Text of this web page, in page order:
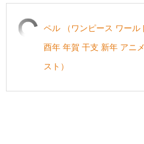
ペル （ワンピース ワール
酉年 年賀 干支 新年 アニ
スト）